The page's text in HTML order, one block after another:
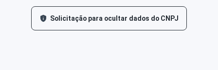
Solicitação para ocultar dados do CNPJ